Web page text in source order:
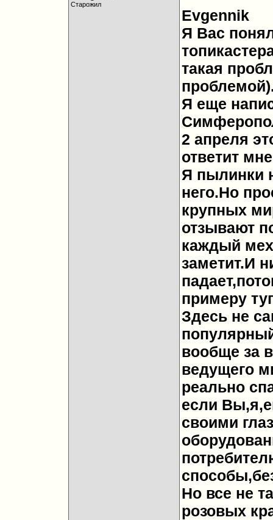
Старожил
Evgennik
Я Вас
такая
Я еще
2 апреля
ответит
Я пылинки
него.Но
крупных
отзывают
каждый
заметит.И
примеру
Здесь не
вообще за
ведущего
реально
если
своими
Но все не
розовых